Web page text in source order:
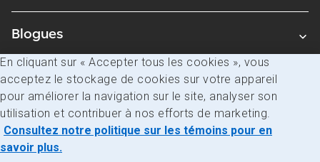
Blogues
Avis juridiques
Confidentialité
Accès à l’information
En cliquant sur « Accepter tous les cookies », vous
acceptez le stockage de cookies sur votre appareil
pour améliorer la navigation sur le site, analyser son
utilisation et contribuer à nos efforts de marketing.
Consultez notre politique sur les témoins pour en
savoir plus.